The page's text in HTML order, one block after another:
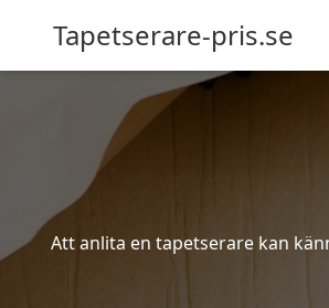
Tapetserare-pris.se
Att anlita en tapetserare kan